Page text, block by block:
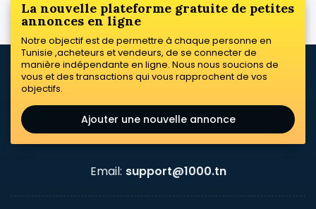
La nouvelle plateforme gratuite de petites
annonces en ligne
Notre objectif est de permettre à chaque personne en
Tunisie ,acheteurs et vendeurs, de se connecter de
manière indépendante en ligne. Nous nous soucions de
vous et des transactions qui vous rapprochent de vos
objectifs.
Ajouter une nouvelle annonce
Email: support@1000.tn